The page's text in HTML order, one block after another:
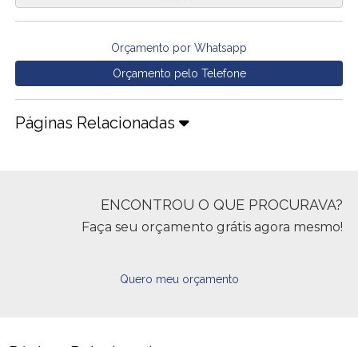
Orçamento por Whatsapp
Orçamento pelo Telefone
Páginas Relacionadas
ENCONTROU O QUE PROCURAVA?
Faça seu orçamento grátis agora mesmo!
Quero meu orçamento